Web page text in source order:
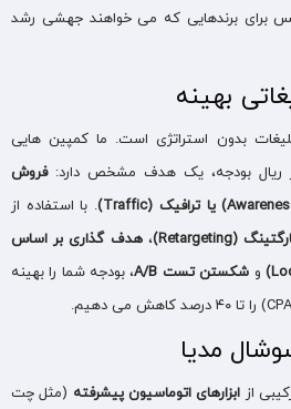
برای برندهایی که می خواهند جهشی رشد
بدون استراتژی است. ما کمپین هایی
ریال بودجه، یک هدف مشخص دارد:فروش
یا ترافیک (Traffic)
. با استفاده از
(Retargeting) ،هدف گذاری بر اساس
و شکستن تست
، بودجه شما را بهینه
از ابزارهای اتوماسیون پیشرفته (مثل چت